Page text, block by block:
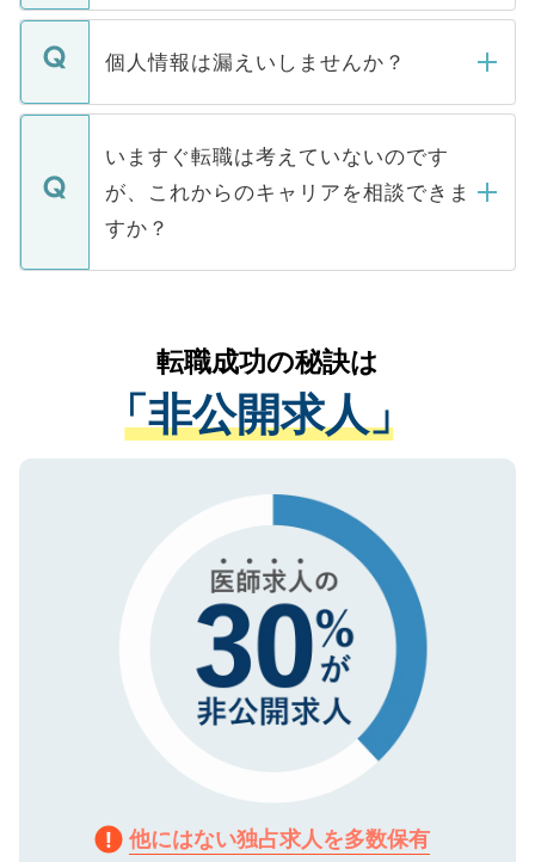
ません。
■応募殺到を避けるため 人気のある医療機
関を公にしてしまうと、応募が殺到する場
に、医療機関が求める条件に合った人材の
みを人材紹介会社に依頼するケースが増え
ています。
転職・入職を強要することは一切ありませ
ん。また、仮に応募先から内定をいただい
定を承諾する必要はありません。内定先へ
の辞退の連絡はキャリアパートナーが行い
個人情報は漏えいしませんか？
個人情報が漏えいすることはありませんの
で、ご安心ください。当サイトからの登録
などで収集したご登録者様の個人情報は、
ご本人のキャリアアップおよび転職活動の
支援を目的に使用いたします。お預かりし
ているすべての個人データはご本人の許可
は、個人情報の取り扱いについての厳密な
管理基準を満たした事業者のみに付与され
る、プライバシーマークを取得済みです。
で、機密保持に関してもご安心ください。
いますぐ転職は考えていないのです
が、これからのキャリアを相談できま
すか？
かがいして、現在の医療機関の状況や紹介
経験をまじえながら、適切なアドバイスを
させていただきます。すぐにご転職をされ
ない方には、長期的なサポートが可能です
ので、まずはご登録ください。
転職成功の秘訣は
「非公開求人」
他にはない独占求人を多数保有